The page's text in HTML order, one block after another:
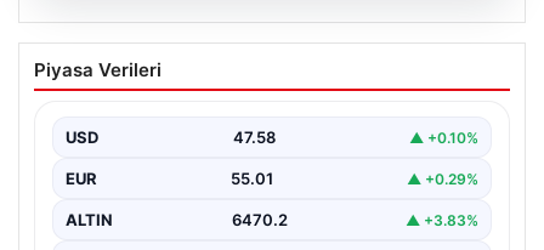
04.08.2026
FETÖ’cü Burkay Karatepe ile İlişkili
Şüphelinin İfadesi Gün yüzüne Çıktı:
15 Temmuz darbe girişiminde önemli bir rolü olan ve
Piyasa Verileri
USD 47.58 ▲ +0.10%
EUR 55.01 ▲ +0.29%
ALTIN 6470.2 ▲ +3.83%